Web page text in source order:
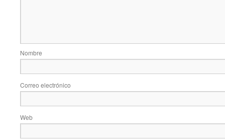
Nombre
Correo electrónico
Web